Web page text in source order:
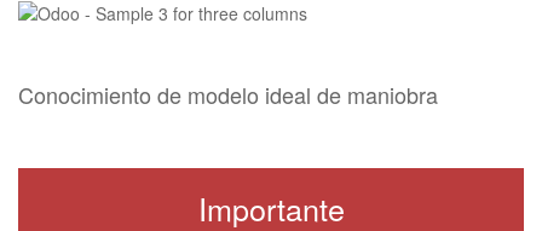
Conocimiento de modelo ideal de maniobra
Importante